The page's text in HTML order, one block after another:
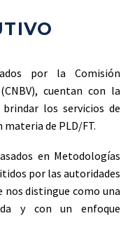
por la Comisión
cuentan con la
los servicios de
de PLD/FT.
en Metodologías
por las autoridades
nos distingue como una
y con un enfoque